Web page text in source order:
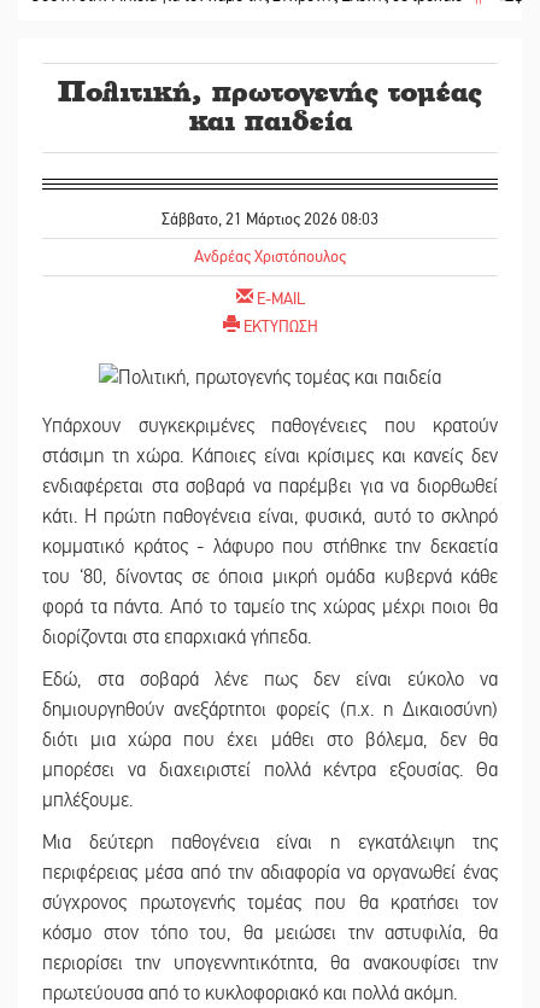
Πολιτική, πρωτογενής τομέας
και παιδεία
Σάββατο, 21 Μάρτιος 2026 08:03
Ανδρέας Χριστόπουλος
E-MAIL
ΕΚΤΥΠΩΣΗ
Υπάρχουν συγκεκριμένες παθογένειες που κρατούν
στάσιμη τη χώρα. Κάποιες είναι κρίσιμες και κανείς δεν
ενδιαφέρεται στα σοβαρά να παρέμβει για να διορθωθεί
κάτι. Η πρώτη παθογένεια είναι, φυσικά, αυτό το σκληρό
κομματικό κράτος - λάφυρο που στήθηκε την δεκαετία
του ‘80, δίνοντας σε όποια μικρή ομάδα κυβερνά κάθε
φορά τα πάντα. Από το ταμείο της χώρας μέχρι ποιοι θα
διορίζονται στα επαρχιακά γήπεδα.
Εδώ, στα σοβαρά λένε πως δεν είναι εύκολο να
δημιουργηθούν ανεξάρτητοι φορείς (π.χ. η Δικαιοσύνη)
διότι μια χώρα που έχει μάθει στο βόλεμα, δεν θα
μπορέσει να διαχειριστεί πολλά κέντρα εξουσίας. Θα
μπλέξουμε.
Μια δεύτερη παθογένεια είναι η εγκατάλειψη της
περιφέρειας μέσα από την αδιαφορία να οργανωθεί ένας
σύγχρονος πρωτογενής τομέας που θα κρατήσει τον
κόσμο στον τόπο του, θα μειώσει την αστυφιλία, θα
περιορίσει την υπογεννητικότητα, θα ανακουφίσει την
πρωτεύουσα από το κυκλοφοριακό και πολλά ακόμη.